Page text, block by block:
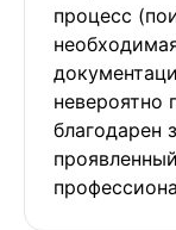
процесс
невероятно
благодарен
проявленный